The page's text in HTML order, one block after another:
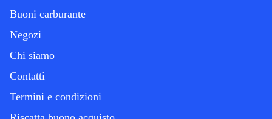
Buoni carburante
Negozi
Chi siamo
Contatti
Termini e condizioni